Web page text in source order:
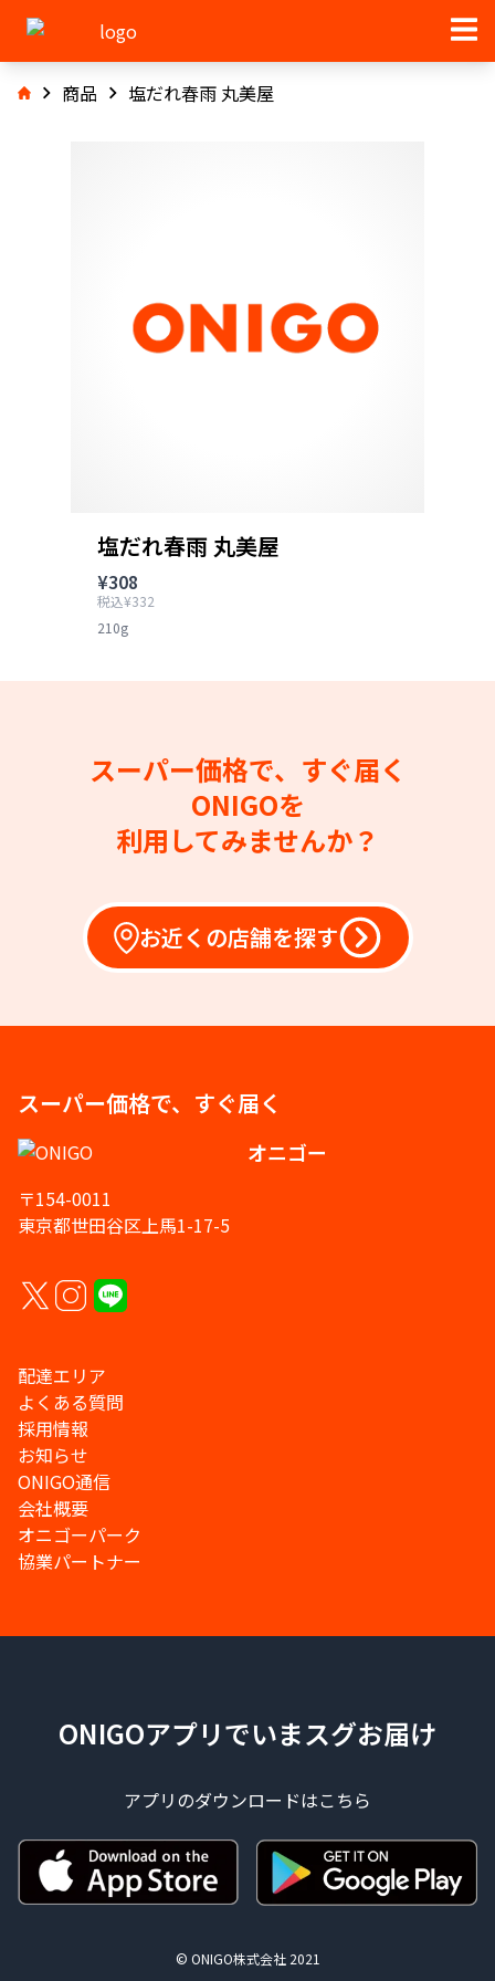
商品 塩だれ春雨 丸美屋
塩だれ春雨 丸美屋
¥308
税込¥332
210g
スーパー価格で、すぐ届く
ONIGOを
利用してみませんか？
お近くの店舗を探す
スーパー価格で、すぐ届く
オニゴー
〒154-0011
東京都世田谷区上馬1-17-5
配達エリア
よくある質問
採用情報
お知らせ
ONIGO通信
会社概要
オニゴーパーク
協業パートナー
ONIGOアプリでいまスグお届け
アプリのダウンロードはこちら
© ONIGO株式会社 2021